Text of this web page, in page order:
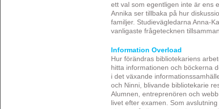
ett val som egentligen inte är ens
Annika ser tillbaka på hur
familjer. Studievägledarna Anna-
vanligaste frågetecknen
Information Overload
Hur förändras bibliotekariens
hitta informationen och böckerna
i det växande
och Ninni, blivande bibliotekarie
Alumnen, entreprenören och
livet efter examen. Som